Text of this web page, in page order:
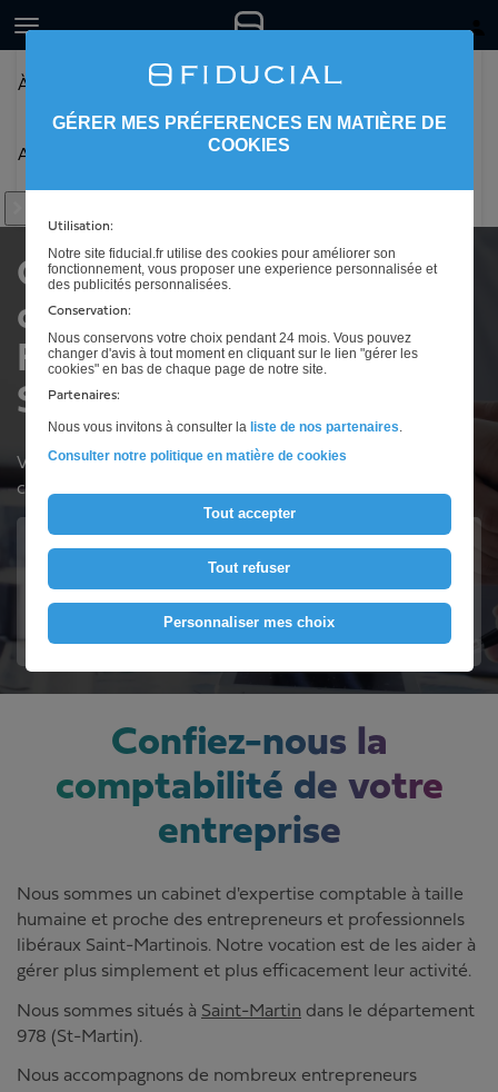
À propos Nos offres Nos agences
Actualités
Choisissez un cabinet
d'expertise comptable
FIDUCIAL proche de
Saint-Martin
Votre expert comptable pour la comptabilité, la paie, la
création et la reprise de votre entreprise
Intéressé(e) ?
Contactez-nous
Confiez-nous la
comptabilité de votre
entreprise
Nous sommes un cabinet d'expertise comptable à taille
humaine et proche des entrepreneurs et professionnels
libéraux Saint-Martinois. Notre vocation est de les aider à
gérer plus simplement et plus efficacement leur activité.
Nous sommes situés à Saint-Martin dans le département
978 (St-Martin).
Nous accompagnons de nombreux entrepreneurs
GÉRER MES PRÉFERENCES EN MATIÈRE DE
COOKIES
Utilisation:
Notre site fiducial.fr utilise des cookies pour améliorer son
fonctionnement, vous proposer une experience personnalisée et
des publicités personnalisées.
Conservation:
Nous conservons votre choix pendant 24 mois. Vous pouvez
changer d'avis à tout moment en cliquant sur le lien "gérer les
cookies" en bas de chaque page de notre site.
Partenaires:
Nous vous invitons à consulter la liste de nos partenaires.
Consulter notre politique en matière de cookies
Tout accepter
Tout refuser
Personnaliser mes choix